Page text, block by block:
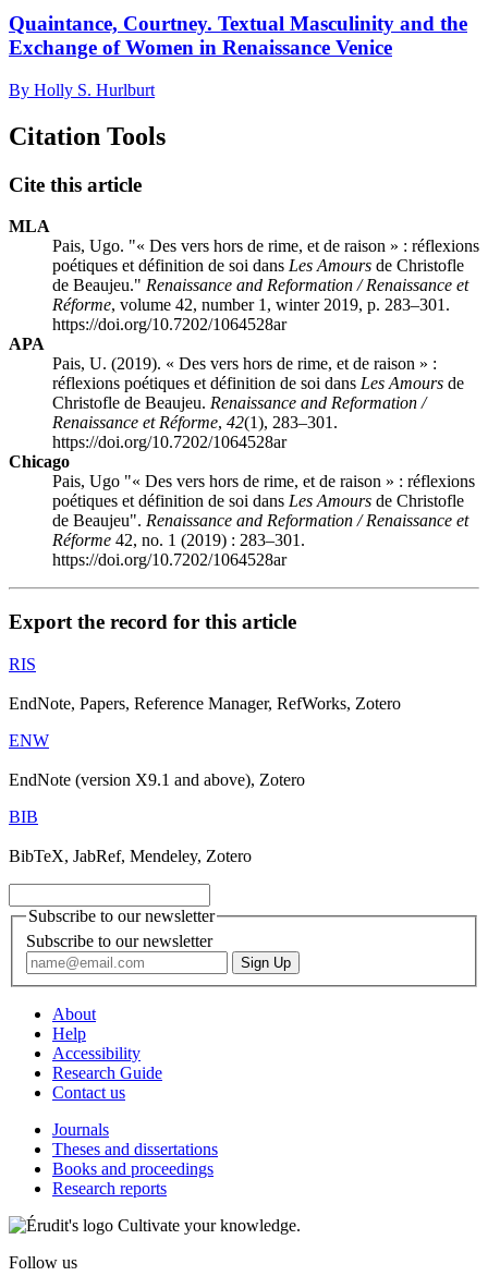
Quaintance, Courtney. Textual Masculinity and the
Exchange of Women in Renaissance Venice
By Holly S. Hurlburt
Citation Tools
Cite this article
MLA
Pais, Ugo. "« Des vers hors de rime, et de raison » : réflexions
poétiques et définition de soi dans Les Amours de Christofle
de Beaujeu." Renaissance and Reformation / Renaissance et
Réforme, volume 42, number 1, winter 2019, p. 283–301.
https://doi.org/10.7202/1064528ar
APA
Pais, U. (2019). « Des vers hors de rime, et de raison » :
réflexions poétiques et définition de soi dans Les Amours de
Christofle de Beaujeu. Renaissance and Reformation /
Renaissance et Réforme, 42(1), 283–301.
https://doi.org/10.7202/1064528ar
Chicago
Pais, Ugo "« Des vers hors de rime, et de raison » : réflexions
poétiques et définition de soi dans Les Amours de Christofle
de Beaujeu". Renaissance and Reformation / Renaissance et
Réforme 42, no. 1 (2019) : 283–301.
https://doi.org/10.7202/1064528ar
Export the record for this article
RIS
EndNote, Papers, Reference Manager, RefWorks, Zotero
ENW
EndNote (version X9.1 and above), Zotero
BIB
BibTeX, JabRef, Mendeley, Zotero
Subscribe to our newsletter
Subscribe to our newsletter
About
Help
Accessibility
Research Guide
Contact us
Journals
Theses and dissertations
Books and proceedings
Research reports
Cultivate your knowledge.
Follow us